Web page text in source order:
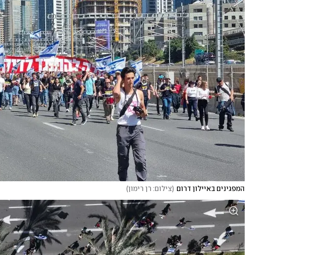
המפגינים באיילון דרום (צילום: רן רימון)